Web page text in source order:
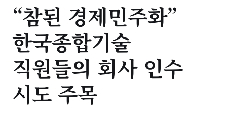
“참된 경제민주화”
한국종합기술
직원들의 회사 인수
시도 주목